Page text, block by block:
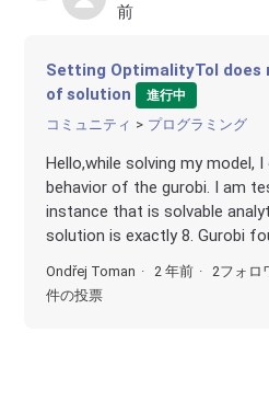
前
Setting OptimalityTol
of solution
進行中
コミュニティ プログラミング
Hello,while solving my model,
behavior of the gurobi. I am
instance that is solvable
solution is exactly 8. Gurobi
Ondřej Toman 2 年前 2フォロ
件の投票